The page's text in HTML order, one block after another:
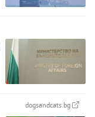
dogsandcats.bg